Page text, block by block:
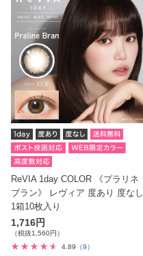
ReVIA 1day COLOR 《プラリネ
ブラン》 レヴィア 度あり 度なし
1箱10枚入り
1,716円
（税抜1,560円）
4.89 （9）